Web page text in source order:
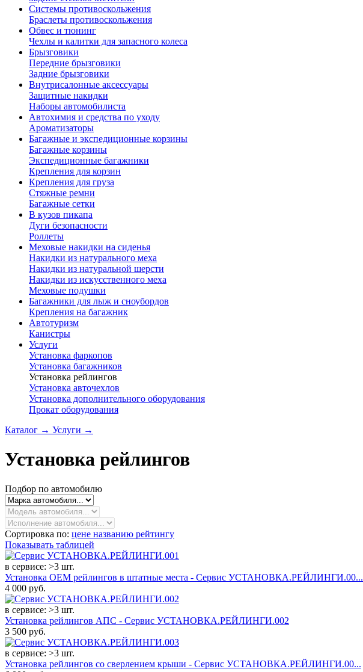
Системы противоскольжения
Браслеты противоскольжения
Обвес и тюнинг
Чехлы и калитки для запасного колеса
Брызговики
Передние брызговики
Задние брызговики
Внутрисалонные аксессуары
Защитные накидки
Наборы автомобилиста
Автохимия и средства по уходу
Ароматизаторы
Багажные и экспедиционные корзины
Багажные корзины
Экспедиционные багажники
Крепления для корзин
Крепления для груза
Стяжные ремни
Багажные сетки
В кузов пикапа
Дуги безопасности
Роллеты
Меховые накидки на сиденья
Накидки из натурального меха
Накидки из натуральной шерсти
Накидки из искусственного меха
Меховые подушки
Багажники для лыж и сноубордов
Крепления на багажник
Автотуризм
Канистры
Услуги
Установка фаркопов
Установка багажников
Установка рейлингов
Установка авточехлов
Установка дополнительного оборудования
Прокат оборудования
Каталог → Услуги →
Установка рейлингов
Подбор по автомобилю
Сортировка по: цене названию рейтингу
Показывать таблицей
в сервисе: >3 шт.
Установка OEM рейлингов в штатные места - Сервис УСТАНОВКА.РЕЙЛИНГИ.00...
4 000 руб.
в сервисе: >3 шт.
Установка рейлингов АПС - Сервис УСТАНОВКА.РЕЙЛИНГИ.002
3 500 руб.
в сервисе: >3 шт.
Установка рейлингов со сверлением крыши - Сервис УСТАНОВКА.РЕЙЛИНГИ.00...